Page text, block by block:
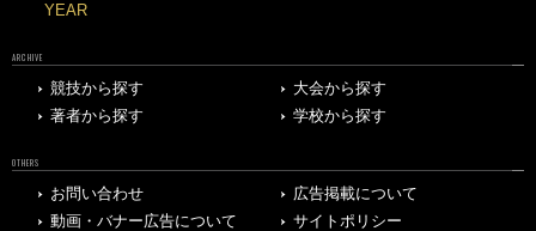
YEAR
ARCHIVE
競技から探す
大会から探す
著者から探す
学校から探す
OTHERS
お問い合わせ
広告掲載について
動画・バナー広告について
サイトポリシー